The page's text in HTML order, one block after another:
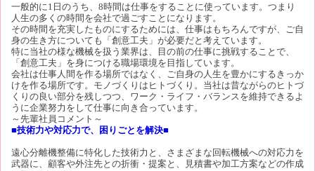
一般的に1日のうち、8時間は仕事をすることに使っています。つまり
人生の多くの時間を会社で過ごすことになります。
その時間を充実したものにするためには、仕事はもちろんですが、ご自
身の生き方についても「創意工夫」が必要だと考えています。
特に当社の様な機械を扱う業界は、目の前の仕事に挑戦することで、
「創意工夫」を身につける職場環境を目指しています。
会社は仕事人間を作る場所ではなく、ご自身の人生を豊かにするきっか
けを作る場所です。モノづくりはヒトづくり。当社は昔ながらのヒトづ
くりの良い部分を残しつつ、ワーク・ライフ・バランスを維持できるよ
うに企業努力をして仕事に向き合っています。
～先輩社員コメント～
■技術力や対応力で、困りごとを解決■
遠心分離機整備に特化した技術力と、さまざまな回転機械への対応力を
武器に、顧客や外注先との折衝・提案と、見積書や加工方案などの作成